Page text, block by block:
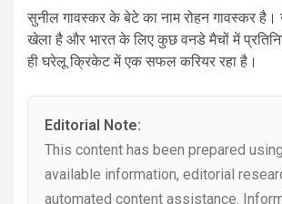
सुनील गावस्कर के बेटे का नाम रोहन गावस्कर है।
खेला है और भारत के लिए कुछ वनडे मैचों में
ही घरेलू क्रिकेट में एक सफल करियर रहा है।
Editorial Note:
This content has been prepared
available information, editorial
automated content assistance.